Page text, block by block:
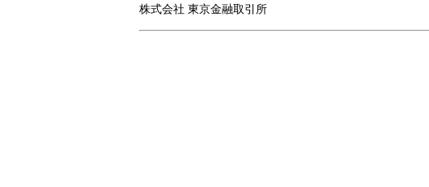
株式会社 東京金融取引所